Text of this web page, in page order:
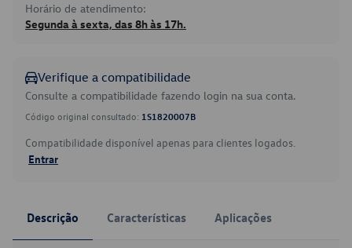
Horário de atendimento:
Segunda à sexta, das 8h às 17h.
Verifique a compatibilidade
Consulte a compatibilidade fazendo login na sua conta.
Código original consultado: 1S1820007B
Compatibilidade disponível apenas para clientes logados.
Entrar
Descrição Características Aplicações